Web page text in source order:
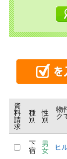
資
料
請
求
種
別
性
別
物
ク
下
宿
男
女
ヒ